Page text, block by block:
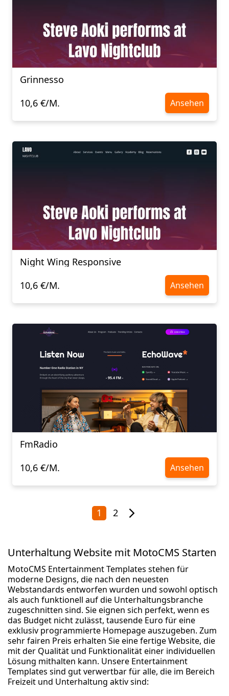
Grinnesso
10,6 €/M.
Ansehen
Night Wing Responsive
10,6 €/M.
Ansehen
FmRadio
10,6 €/M.
Ansehen
1 2
Unterhaltung Website mit MotoCMS Starten
MotoCMS Entertainment Templates stehen für
moderne Designs, die nach den neuesten
Webstandards entworfen wurden und sowohl optisch
als auch funktionell auf die Unterhaltungsbranche
zugeschnitten sind. Sie eignen sich perfekt, wenn es
das Budget nicht zulässt, tausende Euro für eine
exklusiv programmierte Homepage auszugeben. Zum
sehr fairen Preis erhalten Sie eine fertige Website, die
mit der Qualität und Funktionalität einer individuellen
Lösung mithalten kann. Unsere Entertainment
Templates sind gut verwertbar für alle, die im Bereich
Freizeit und Unterhaltung aktiv sind: